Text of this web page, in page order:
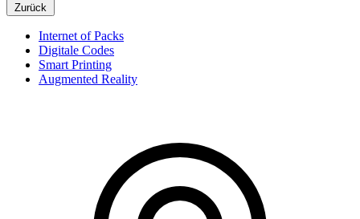
Zurück
Internet of Packs
Digitale Codes
Smart Printing
Augmented Reality